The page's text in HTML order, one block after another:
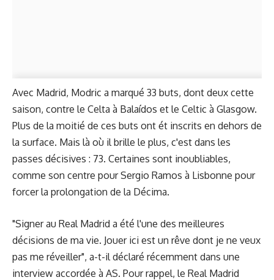
Avec Madrid, Modric a marqué 33 buts, dont deux cette
saison, contre le Celta à Balaídos et le Celtic à Glasgow.
Plus de la moitié de ces buts ont ét inscrits en dehors de
la surface. Mais là où il brille le plus, c'est dans les
passes décisives : 73. Certaines sont inoubliables,
comme son centre pour Sergio Ramos à Lisbonne pour
forcer la prolongation de la Décima.
"Signer au Real Madrid a été l'une des meilleures
décisions de ma vie. Jouer ici est un rêve dont je ne veux
pas me réveiller", a-t-il déclaré récemment dans une
interview accordée à AS. Pour rappel, le Real Madrid